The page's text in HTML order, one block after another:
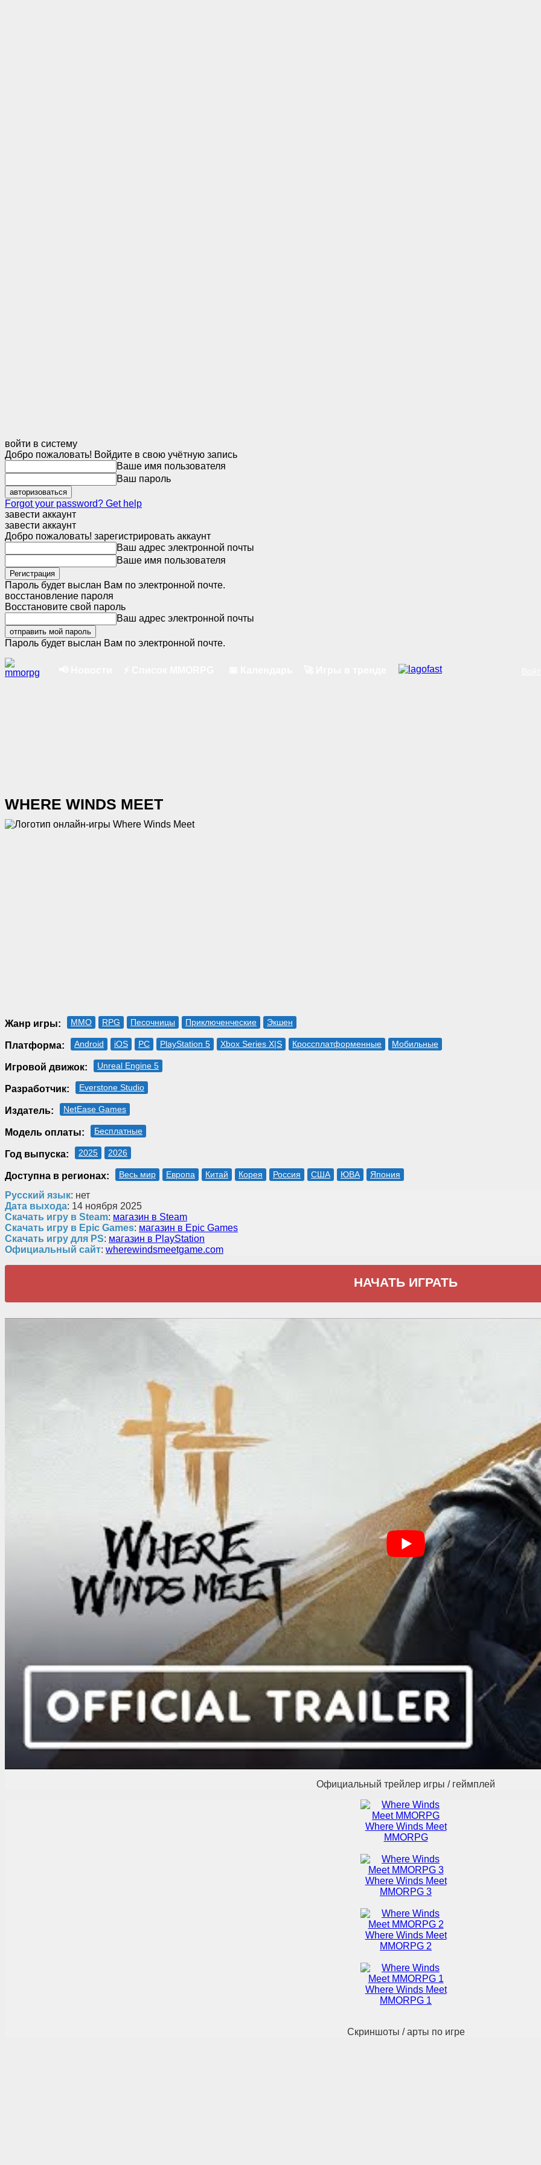
войти в систему
Добро пожаловать! Войдите в свою учётную запись
Ваше имя пользователя
Ваш пароль
Forgot your password? Get help
завести аккаунт
завести аккаунт
Добро пожаловать! зарегистрировать аккаунт
Ваш адрес электронной почты
Ваше имя пользователя
Пароль будет выслан Вам по электронной почте.
восстановление пароля
Восстановите свой пароль
Ваш адрес электронной почты
Пароль будет выслан Вам по электронной почте.
WHERE WINDS MEET
Жанр игры: MMO RPG Песочницы Приключенческие Экшен
Платформа: Android iOS PC PlayStation 5 Xbox Series X|S Кроссплатформенные Мобильные
Игровой движок: Unreal Engine 5
Разработчик: Everstone Studio
Издатель: NetEase Games
Модель оплаты: Бесплатные
Год выпуска: 2025 2026
Доступна в регионах: Весь мир Европа Китай Корея Россия США ЮВА Япония
Русский язык: нет
Дата выхода: 14 ноября 2025
Скачать игру в Steam: магазин в Steam
Скачать игру в Epic Games: магазин в Epic Games
Скачать игру для PS: магазин в PlayStation
Официальный сайт: wherewindsmeetgame.com
НАЧАТЬ ИГРАТЬ
Официальный трейлер игры / геймплей
Where Winds Meet
MMORPG
Where Winds Meet
MMORPG 3
Where Winds Meet
MMORPG 2
Where Winds Meet
MMORPG 1
Скриншоты / арты по игре